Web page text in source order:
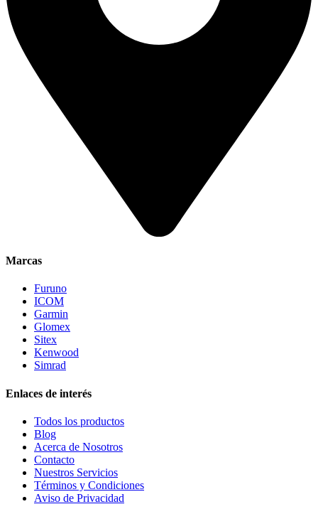
Marcas
Furuno
ICOM
Garmin
Glomex
Sitex
Kenwood
Simrad
Enlaces de interés
Todos los productos
Blog
Acerca de Nosotros
Contacto
Nuestros Servicios
Términos y Condiciones
Aviso de Privacidad